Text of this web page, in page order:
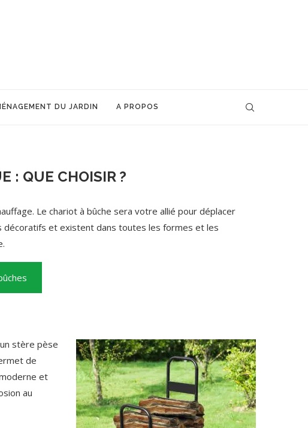
DU JARDIN A PROPOS
: QUE CHOISIR ?
Le chariot à bûche sera votre allié pour déplacer
décoratifs et existent dans toutes les formes et les
stère pèse
de
et
au